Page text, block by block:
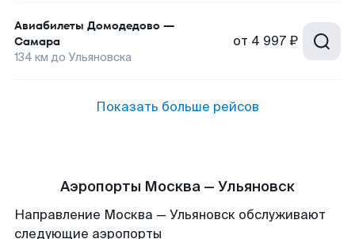
Авиабилеты Домодедово —
Самара
134 км до Ульяновска
от 4 997 ₽
Показать больше рейсов
Аэропорты Москва — Ульяновск
Направление Москва — Ульяновск обслуживают
следующие аэропорты